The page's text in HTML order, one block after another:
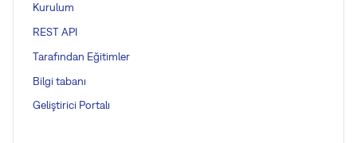
Kurulum
REST API
Tarafından Eğitimler
Bilgi tabanı
Geliştirici Portalı